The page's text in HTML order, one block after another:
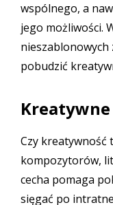
wspólnego, a
jego możliwości.
nieszablonowych
pobudzić
Czy kreatywność
kompozytorów,
cecha pomaga
sięgać po